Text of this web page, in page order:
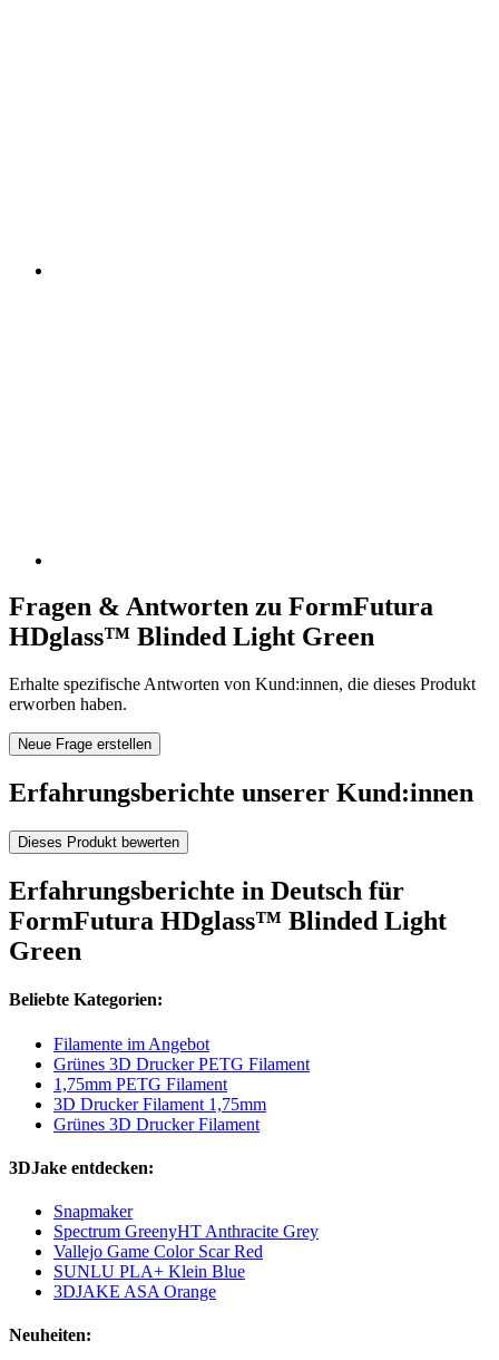
Fragen & Antworten zu FormFutura
HDglass™ Blinded Light Green
Erhalte spezifische Antworten von Kund:innen, die dieses Produkt
erworben haben.
Neue Frage erstellen
Erfahrungsberichte unserer Kund:innen
Dieses Produkt bewerten
Erfahrungsberichte in Deutsch für
FormFutura HDglass™ Blinded Light
Green
Beliebte Kategorien:
Filamente im Angebot
Grünes 3D Drucker PETG Filament
1,75mm PETG Filament
3D Drucker Filament 1,75mm
Grünes 3D Drucker Filament
3DJake entdecken:
Snapmaker
Spectrum GreenyHT Anthracite Grey
Vallejo Game Color Scar Red
SUNLU PLA+ Klein Blue
3DJAKE ASA Orange
Neuheiten: